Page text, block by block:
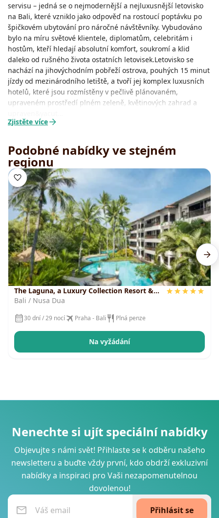
servisu – jedná se o nejmodernější a nejluxusnější letovisko
na Bali, které vzniklo jako odpověď na rostoucí poptávku po
špičkovém ubytování pro náročné návštěvníky. Vybudováno
bylo na míru světové klientele, diplomatům, celebritám i
hostům, kteří hledají absolutní komfort, soukromí a klid
daleko od rušného života ostatních letovisek.Letovisko se
nachází na jihovýchodním pobřeží ostrova, pouhých 15 minut
jízdy od mezinárodního letiště, a tvoří jej komplex luxusních
hotelů, které jsou rozmístěny v pečlivě plánovaném,
upraveném prostředí plném zeleně, květinových zahrad a
Zjistěte více
Podobné nabídky ve stejném
regionu
The Laguna, a Luxury Collection Resort &
Spa
Bali / Nusa Dua
30 dní / 29 nocí Praha - Bali Plná penze
Na vyžádání
Nenechte si ujít speciální nabídky
Objevujte s námi svět! Přihlaste se k odběru našeho
newsletteru a buďte vždy první, kdo obdrží exkluzivní
nabídky a inspiraci pro Vaši nezapomenutelnou
dovolenou!
Přihlásit se